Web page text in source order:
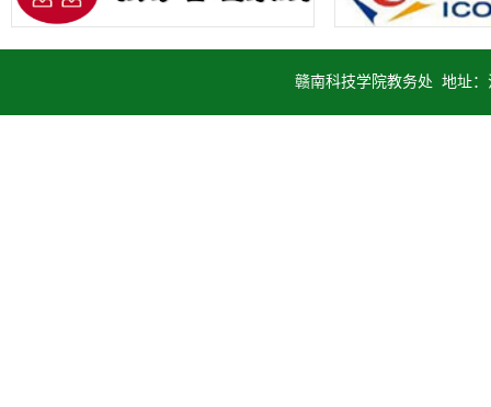
赣南科技学院教务处 地址：